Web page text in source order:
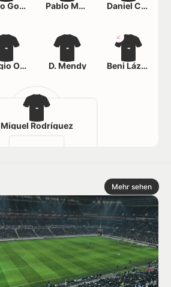
-
Miguel Rodríguez
-
Sergio Ordóñez
-
D. Mendy
-
Beni Lázaro
Yago González
Pablo Martínez
Daniel Corgo
Mehr sehen